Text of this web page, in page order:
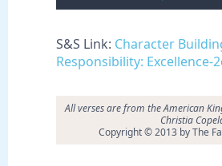
S&S Link: Character
Responsibility: Excellence-
All verses are from the American
Christia
Copyright © 2013 by The